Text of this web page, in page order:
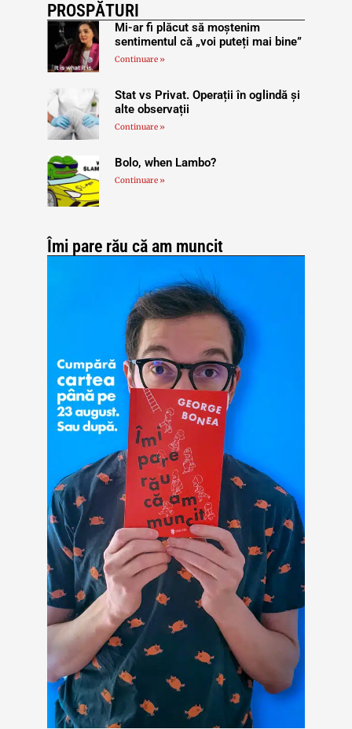
PROSPĂTURI
Mi-ar fi plăcut să moștenim
sentimentul că „voi puteți mai bine”
Continuare »
Stat vs Privat. Operații în oglindă și
alte observații
Continuare »
Bolo, when Lambo?
Continuare »
Îmi pare rău că am muncit